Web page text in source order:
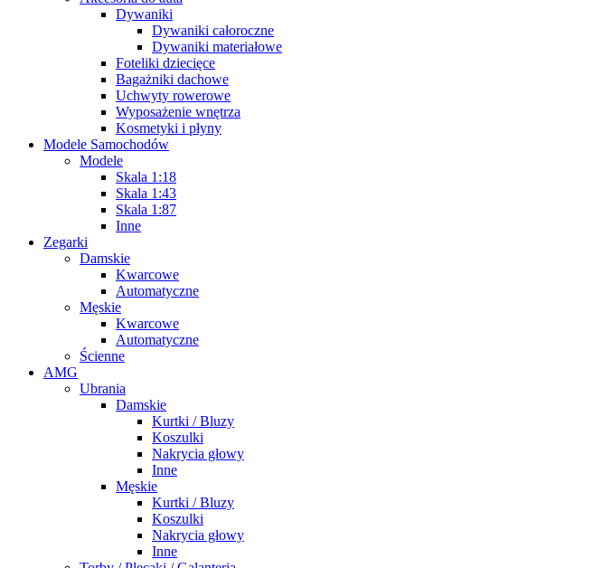
Dywaniki
Dywaniki całoroczne
Dywaniki materiałowe
Foteliki dziecięce
Bagażniki dachowe
Uchwyty rowerowe
Wyposażenie wnętrza
Kosmetyki i płyny
Modele Samochodów
Modele
Skala 1:18
Skala 1:43
Skala 1:87
Inne
Zegarki
Damskie
Kwarcowe
Automatyczne
Męskie
Kwarcowe
Automatyczne
Ścienne
AMG
Ubrania
Damskie
Kurtki / Bluzy
Koszulki
Nakrycia głowy
Inne
Męskie
Kurtki / Bluzy
Koszulki
Nakrycia głowy
Inne